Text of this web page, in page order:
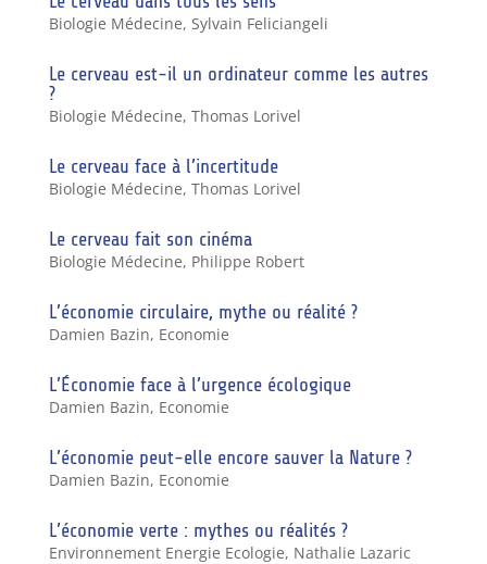
Biologie Médecine, Sylvain Feliciangeli
Le cerveau est-il un ordinateur comme les autres
?
Biologie Médecine, Thomas Lorivel
Le cerveau face à l’incertitude
Biologie Médecine, Thomas Lorivel
Le cerveau fait son cinéma
Biologie Médecine, Philippe Robert
L’économie circulaire, mythe ou réalité ?
Damien Bazin, Economie
L’Économie face à l’urgence écologique
Damien Bazin, Economie
L’économie peut-elle encore sauver la Nature ?
Damien Bazin, Economie
L’économie verte : mythes ou réalités ?
Environnement Energie Ecologie, Nathalie Lazaric